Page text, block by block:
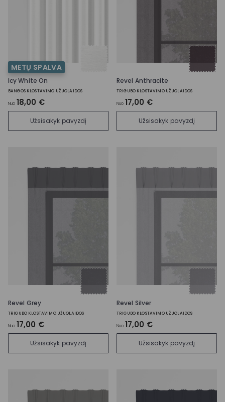
METŲ SPALVA
Icy White On
BANGOS KLOSTAVIMO UŽUOLAIDOS
Nuo 18,00 €
Užsisakyk pavyzdį
Revel Anthracite
TRIGUBO KLOSTAVIMO UŽUOLAIDOS
Nuo 17,00 €
Užsisakyk pavyzdį
Revel Grey
TRIGUBO KLOSTAVIMO UŽUOLAIDOS
Nuo 17,00 €
Užsisakyk pavyzdį
Revel Silver
TRIGUBO KLOSTAVIMO UŽUOLAIDOS
Nuo 17,00 €
Užsisakyk pavyzdį